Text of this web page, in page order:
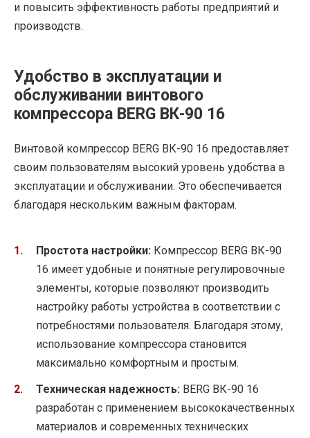
и повысить эффективность работы предприятий и
производств.
Удобство в эксплуатации и
обслуживании винтового
компрессора BERG ВК-90 16
Винтовой компрессор BERG ВК-90 16 предоставляет
своим пользователям высокий уровень удобства в
эксплуатации и обслуживании. Это обеспечивается
благодаря нескольким важным факторам.
Простота настройки: Компрессор BERG ВК-90
16 имеет удобные и понятные регулировочные
элементы, которые позволяют производить
настройку работы устройства в соответствии с
потребностями пользователя. Благодаря этому,
использование компрессора становится
максимально комфортным и простым.
Техническая надежность: BERG ВК-90 16
разработан с применением высококачественных
материалов и современных технических